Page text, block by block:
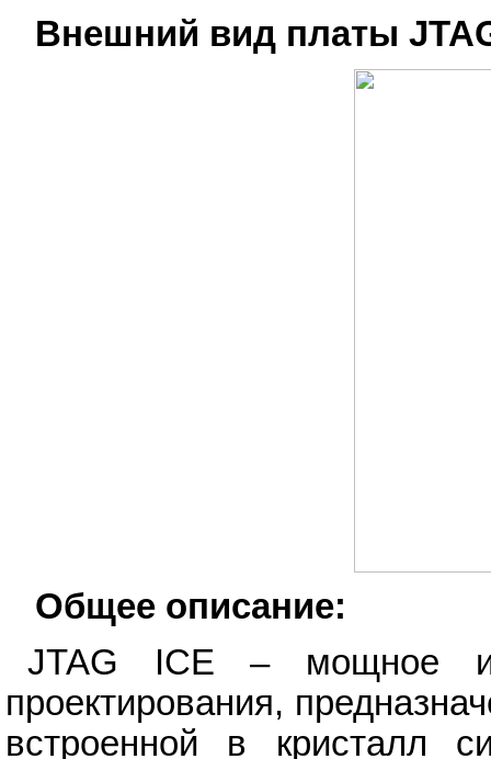
Внешний вид платы
Общее описание:
JTAG ICE – мощное
проектирования,
встроенной в кристалл